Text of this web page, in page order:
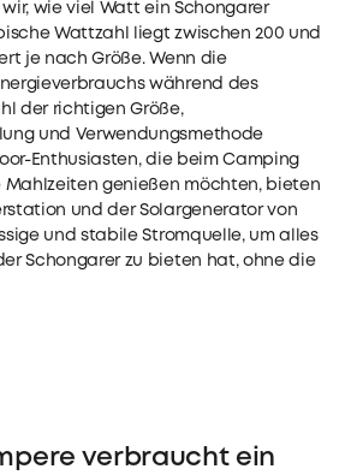
wir, wie viel Watt ein Schongarer
Wattzahl liegt zwischen 200 und
je nach Größe. Wenn die
während des
der richtigen Größe,
und Verwendungsmethode
Enthusiasten, die beim Camping
Mahlzeiten genießen möchten, bieten
und der Solargenerator von
und stabile Stromquelle, um alles
Schongarer zu bieten hat, ohne die
verbraucht ein